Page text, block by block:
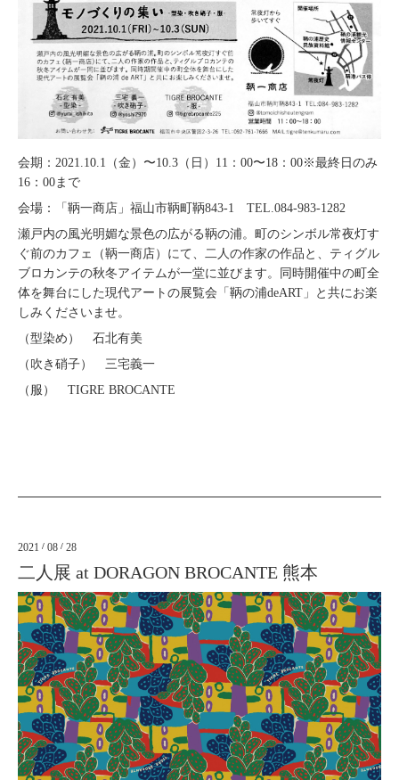
会期：2021.10.1（金）〜10.3（日）11：00〜18：00※最終日のみ
16：00まで
会場：「鞆一商店」福山市鞆町鞆843-1 TEL.084-983-1282
瀬戸内の風光明媚な景色の広がる鞆の浦。町のシンボル常夜灯す
ぐ前のカフェ（鞆一商店）にて、二人の作家の作品と、ティグル
ブロカンテの秋冬アイテムが一堂に並びます。同時開催中の町全
体を舞台にした現代アートの展覧会「鞆の浦deART」と共にお楽
しみくださいませ。
（型染め） 石北有美
（吹き硝子） 三宅義一
（服） TIGRE BROCANTE
2021 / 08 / 28
二人展 at DORAGON BROCANTE 熊本